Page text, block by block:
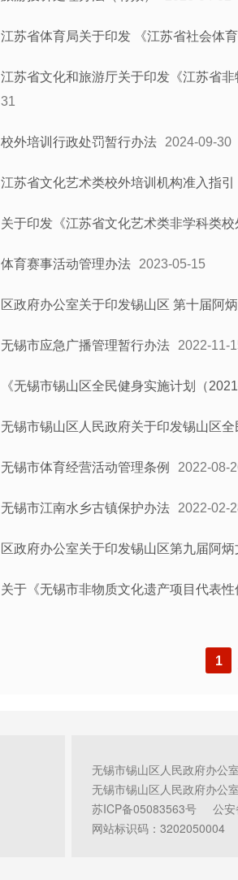
江苏省体育局关于印发 《江苏省社会体
江苏省文化和旅游厅关于印发《江苏省
31
校外培训行政处罚暂行办法 2024-09-30
江苏省文化艺术类校外培训机构准入指引
关于印发《江苏省文化艺术类非学科类
体育赛事活动管理办法 2023-05-15
区政府办公室关于印发锡山区 第十届阿
无锡市应急广播管理暂行办法 2022-11-
《无锡市锡山区全民健身实施计划（
无锡市锡山区人民政府关于印发锡山区
无锡市体育经营活动管理条例 2022-08-
无锡市江南水乡古镇保护办法 2022-02-
区政府办公室关于印发锡山区第九届阿
关于《无锡市非物质文化遗产项目代表
1
无锡市锡山区人民政府办公
无锡市锡山区人民政府办公
苏ICP备05083563号
公
网站标识码：3202050004